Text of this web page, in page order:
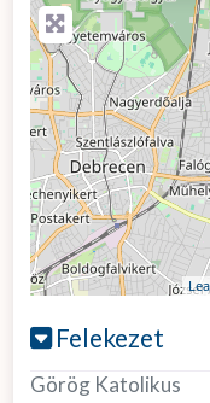
Felekezet
Görög Katolikus